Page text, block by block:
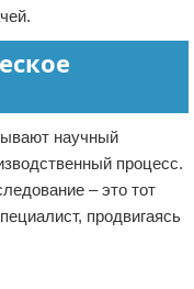
научный
процесс.
– это тот
продвигаясь